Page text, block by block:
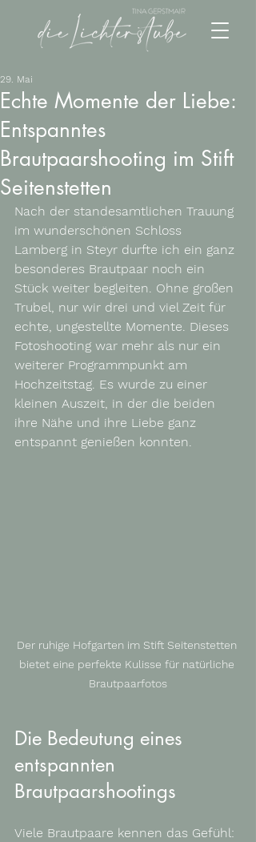
Echte Momente der Liebe:
Entspanntes
Brautpaarshooting im Stift
Seitenstetten
29. Mai
Nach der standesamtlichen Trauung
im wunderschönen Schloss
Lamberg in Steyr durfte ich ein ganz
besonderes Brautpaar noch ein
Stück weiter begleiten. Ohne großen
Trubel, nur wir drei und viel Zeit für
echte, ungestellte Momente. Dieses
Fotoshooting war mehr als nur ein
weiterer Programmpunkt am
Hochzeitstag. Es wurde zu einer
kleinen Auszeit, in der die beiden
ihre Nähe und ihre Liebe ganz
entspannt genießen konnten.
Der ruhige Hofgarten im Stift Seitenstetten
bietet eine perfekte Kulisse für natürliche
Brautpaarfotos
Die Bedeutung eines
entspannten
Brautpaarshootings
Viele Brautpaare kennen das Gefühl: